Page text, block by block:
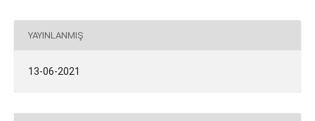
YAYINLANMIŞ
13-06-2021